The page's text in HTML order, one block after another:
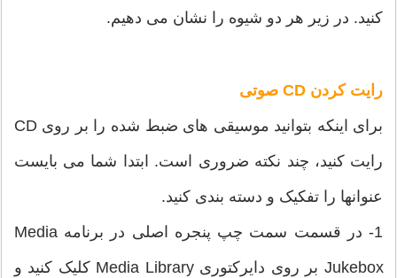
کنید. در زیر هر دو شیوه را نشان می دهیم.
رایت کردن CD صوتی
برای اینکه بتوانید موسیقی های ضبط شده را بر روی CD
رایت کنید، چند نکته ضروری است. ابتدا شما می بایست
عنوانها را تفکیک و دسته بندی کنید.
1- در قسمت سمت چپ پنجره اصلی در برنامه Media
Jukebox بر روی دایرکتوری Media Library کلیک کنید و